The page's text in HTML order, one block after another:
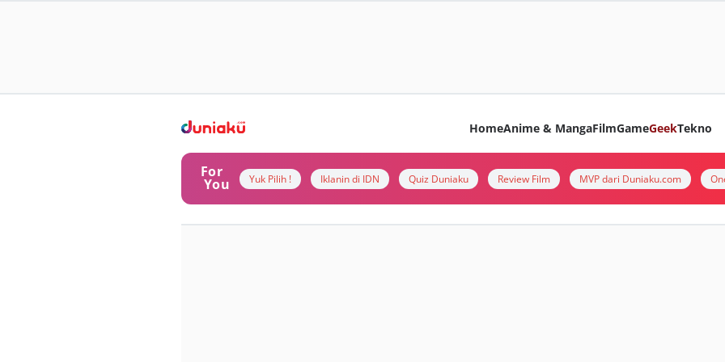
HomeAnime & MangaFilmGameGeekTekno
For
You Yuk Pilih ! Iklanin di IDN Quiz Duniaku Review Film MVP dari Duniaku.com